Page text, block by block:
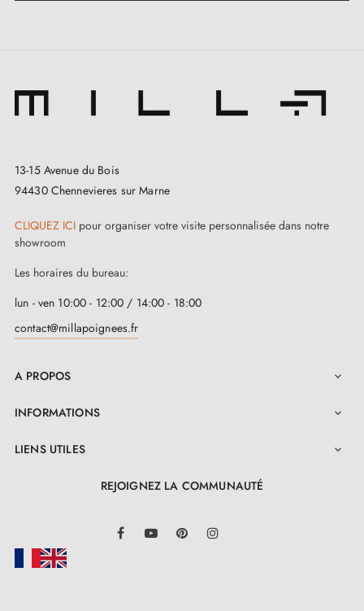
13-15 Avenue du Bois
94430 Chennevieres sur Marne
CLIQUEZ ICI pour organiser votre visite personnalisée dans notre
showroom
Les horaires du bureau:
lun - ven 10:00 - 12:00 / 14:00 - 18:00
contact@millapoignees.fr
A PROPOS 
INFORMATIONS 
LIENS UTILES 
REJOIGNEZ LA COMMUNAUTÉ
FacebookYouTube Pinterest